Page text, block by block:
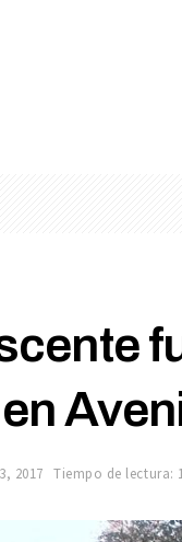
2017 Tiempo de lectura: